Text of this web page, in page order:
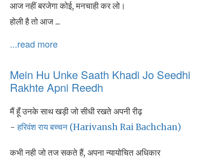
आज नहीं बरजेगा कोई, मनचाही कर लो।
होली है तो आज ...
...read more
Mein Hu Unke Saath Khadi Jo Seedhi
Rakhte Apni Reedh
मैं हूँ उनके साथ खड़ी जो सीधी रखते अपनी रीढ़
-हरिवंश राय बच्चन (Harivansh Rai Bachchan)
कभी नही जो तज सकते हैं, अपना न्यायोचित अधिकार